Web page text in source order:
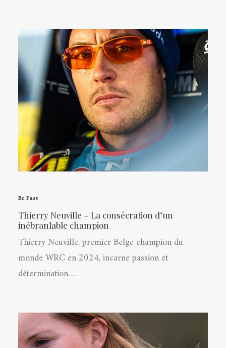
Be Fast
Thierry Neuville – La consécration d’un
inébranlable champion
Thierry Neuville, premier Belge champion du
monde WRC en 2024, incarne passion et
détermination…